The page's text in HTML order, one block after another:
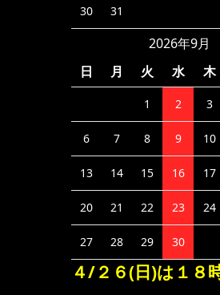
30 31
2026年9月
日
月 火 水 木
1 2 3
6 7 8 9 10
13 14 15 16 17
20 21 22 23 24
27 28 29 30
４/２６(日)は１８